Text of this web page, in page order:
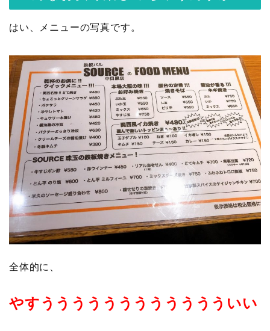
はい、メニューの写真です。
全体的に、
やすうううううううううううういい